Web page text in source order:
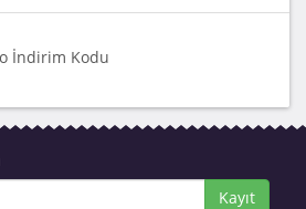
İndirim Kodu
Kayıt